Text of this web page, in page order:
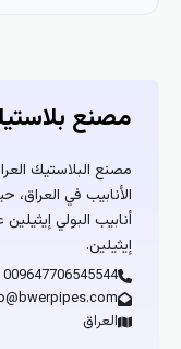
مصنع
مصنع البلاستيك
الأنابيب في
أنابيب البولي
إيثيلين.
009647706545544
العراق